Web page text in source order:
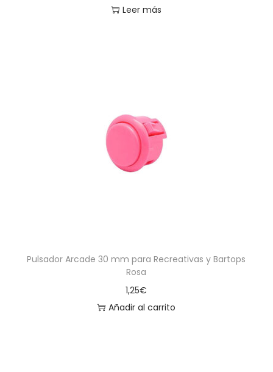
Leer más
Pulsador Arcade 30 mm para Recreativas y Bartops
Rosa
1,25€
Añadir al carrito